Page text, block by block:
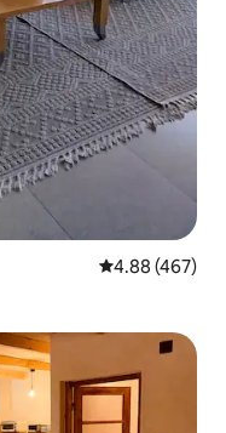
Calificación
4.88 (467)